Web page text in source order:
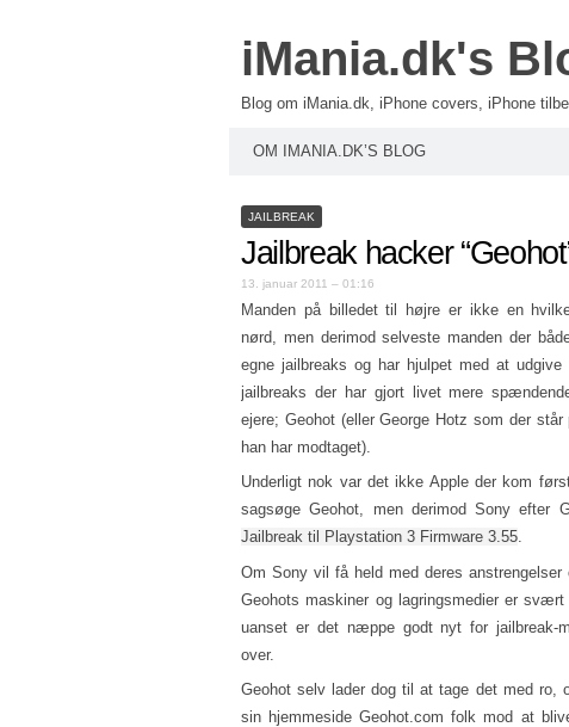
iMania.dk's
Blog om iMania.dk, iPhone covers, iPhone
OM IMANIA.DK’S BLOG
JAILBREAK
Jailbreak hacker
13. januar 2011 – 01:16
Manden på billedet til højre er ikke en
nørd, men derimod selveste manden der
egne jailbreaks og har hjulpet med at udgive
jailbreaks der har gjort livet mere
ejere; Geohot (eller George Hotz som der står
han har modtaget).
Underligt nok var det ikke Apple der kom
sagsøge Geohot, men derimod Sony efter
Jailbreak til Playstation 3 Firmware 3.55.
Om Sony vil få held med deres anstrengelser
Geohots maskiner og lagringsmedier er
uanset er det næppe godt nyt for jailbreak-
over.
Geohot selv lader dog til at tage det med ro,
sin hjemmeside Geohot.com folk mod at